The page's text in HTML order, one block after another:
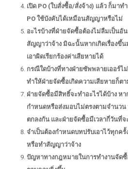
เปิด PO (ใบสั่งซื้อ/สั่งจ้าง) แล้ว ก็มา
PO ใช้บังคับได้เหมือนสัญญาหรือไม่
อะไรบ้างที่ฝ่ายจัดซื้อต้องไม่ลืมเป็นอั
สัญญาว่าจ้าง มิฉะนั้นหากเกิดเรื่องขึ้
เอาผิดเรียกร้องค่าเสียหายได้
กรณีใดบ้างที่ทางฝ่ายซัพพลายเออร์ไ
ทำให้ฝ่ายจัดซื้อเกิดความเสียหายก็ตา
ฝ่ายจัดซื้อมีสิทธิ์จะทำอะไรได้บ้าง ห
กำหนดหรือส่งมอบไม่ตรงตามจำนว
ตกลงกัน และฝ่ายจัดซื้อมีเวลากี่วันที่
จำเป็นต้องกำหนดบทปรับเอาไว้ทุกค
หรือทำสัญญาว่าจ้าง
ปัญหาทางกฎหมายในการทำงานจัดซื้